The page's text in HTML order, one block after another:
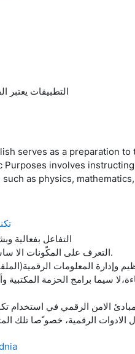
التطبيقات يعتبر
serves as a preparation
Purposes involves
as physics,
التفاعل بفعالية
● التعرف على المكّونات الا ساسية لألنظمة المعلوماتية.
سيما برامج الحزمة المكتبية